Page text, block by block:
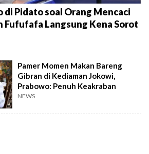
di Pidato soal Orang Mencaci
Fufufafa Langsung Kena Sorot
Pamer Momen Makan Bareng
Gibran di Kediaman Jokowi,
Prabowo: Penuh Keakraban
NEWS